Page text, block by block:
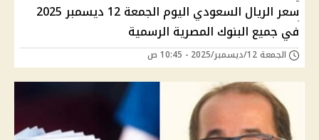
سعر الريال السعودي اليوم الجمعة 12 ديسمبر 2025
في جميع البنوك المصرية الرسمية
الجمعة 12/ديسمبر/2025 - 10:45 ص